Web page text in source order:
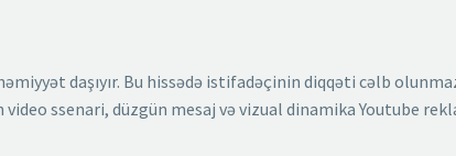
daşıyır. Bu hissədə istifadəçinin diqqəti cəlb
video ssenari, düzgün mesaj və vizual dinamika Youtube